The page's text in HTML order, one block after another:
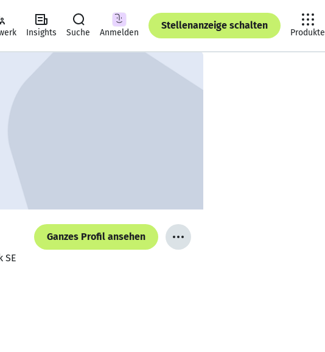
Insights Suche Anmelden
Stellenanzeige schalten
Produkte
Ganzes Profil ansehen
SE